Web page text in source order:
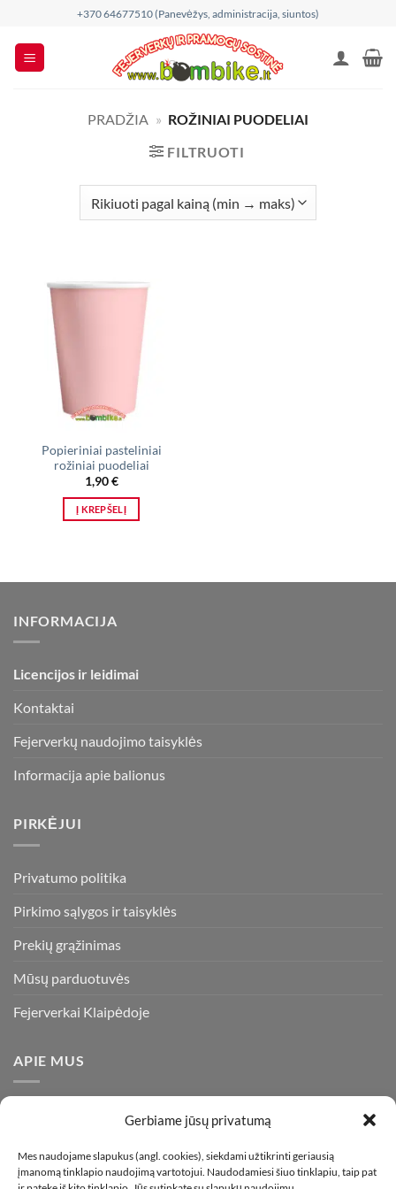
Gerbiame jūsų privatumą
Mes naudojame slapukus (angl. cookies), siekdami užtikrinti geriausią
įmanomą tinklapio naudojimą vartotojui. Naudodamiesi šiuo tinklapiu, taip pat
content
+370 64677510 (Panevėžys, administracija, siuntos)
PRADŽIA » ROŽINIAI PUODELIAI
FILTRUOTI
Popieriniai pasteliniai
rožiniai puodeliai
1,90€
Į KREPŠELĮ
INFORMACIJA
Licencijos ir leidimai
Kontaktai
Fejerverkų naudojimo taisyklės
Informacija apie balionus
PIRKĖJUI
Privatumo politika
Pirkimo sąlygos ir taisyklės
Prekių grąžinimas
Mūsų parduotuvės
Fejerverkai Klaipėdoje
APIE MUS
visada stengiamės pasiūlyti tik kokybiškiausius ir geriausius
gaminius už bene mažiausią kainą rinkoje. Prekes pristatome
visoje Lietuvoje.